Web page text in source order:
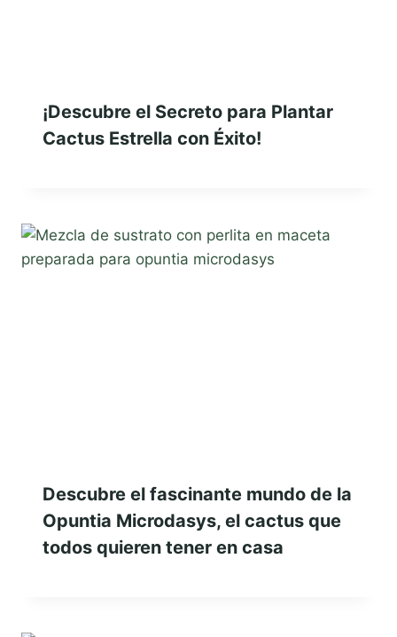
¡Descubre el Secreto para Plantar
Cactus Estrella con Éxito!
Descubre el fascinante mundo de la
Opuntia Microdasys, el cactus que
todos quieren tener en casa